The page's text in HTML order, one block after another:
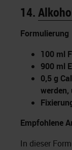
14.
Formulierung
100 ml
900 ml
0,5 g
Empfohlene
In dieser